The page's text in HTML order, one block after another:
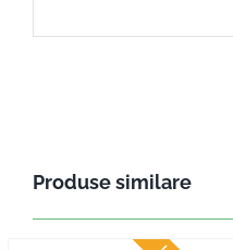
Produse similare